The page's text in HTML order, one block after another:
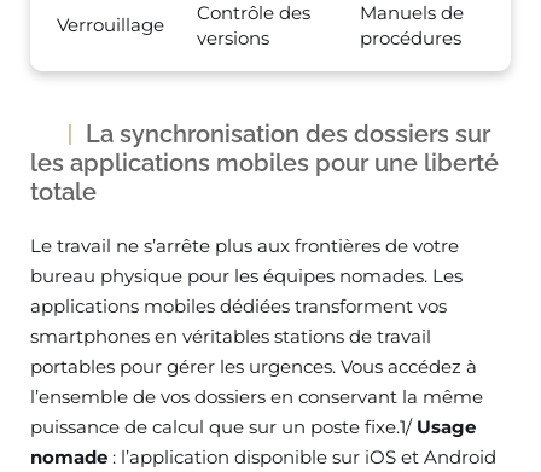
Verrouillage
Contrôle des
versions
Manuels de
procédures
La synchronisation des dossiers sur
les applications mobiles pour une liberté
totale
Le travail ne s’arrête plus aux frontières de votre
bureau physique pour les équipes nomades. Les
applications mobiles dédiées transforment vos
smartphones en véritables stations de travail
portables pour gérer les urgences. Vous accédez à
l’ensemble de vos dossiers en conservant la même
puissance de calcul que sur un poste fixe.1/ Usage
nomade : l’application disponible sur iOS et Android